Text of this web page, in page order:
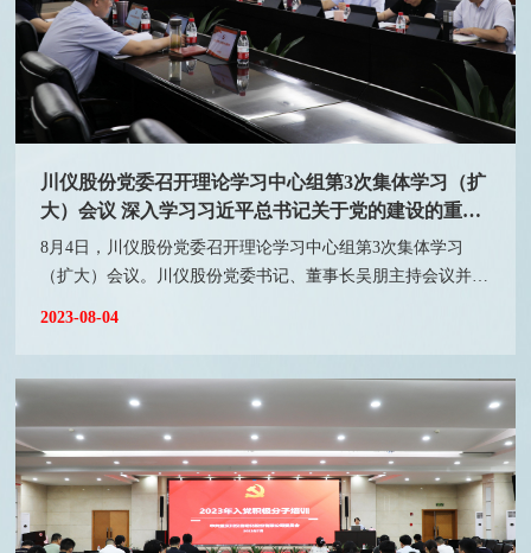
川仪股份党委召开理论学习中心组第3次集体学习（扩
大）会议 深入学习习近平总书记关于党的建设的重要
思想
8月4日，川仪股份党委召开理论学习中心组第3次集体学习
（扩大）会议。川仪股份党委书记、董事长吴朋主持会议并讲
的重要讲话精神等内容，会人员结合公司实际和具体工作就学
习贯彻习近平总书记关于党的建设的重要思想进行了充分的交
流讨论。会议指出，习近平总
2023-08-04